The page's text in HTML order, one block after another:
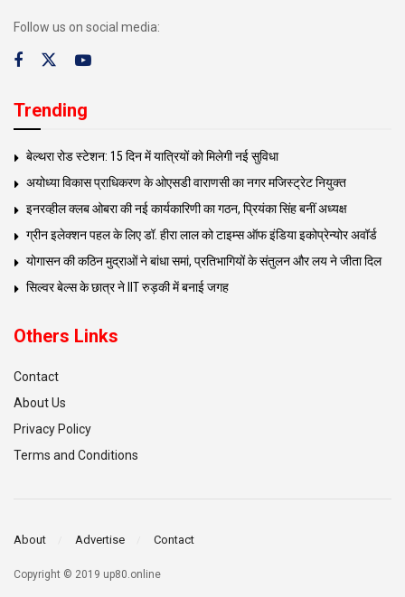
Follow us on social media:
Trending
बेल्थरा रोड स्टेशन: 15 दिन में यात्रियों को मिलेगी नई सुविधा
अयोध्या विकास प्राधिकरण के ओएसडी वाराणसी का नगर मजिस्ट्रेट नियुक्त
इनरव्हील क्लब ओबरा की नई कार्यकारिणी का गठन, प्रियंका सिंह बनीं अध्यक्ष
ग्रीन इलेक्शन पहल के लिए डॉ. हीरा लाल को टाइम्स ऑफ इंडिया इकोप्रेन्योर अवॉर्ड
योगासन की कठिन मुद्राओं ने बांधा समां, प्रतिभागियों के संतुलन और लय ने जीता दिल
सिल्वर बेल्स के छात्र ने IIT रुड़की में बनाई जगह
Others Links
Contact
About Us
Privacy Policy
Terms and Conditions
About Advertise Contact
Copyright © 2019 up80.online